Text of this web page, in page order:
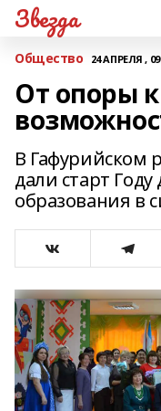
Звезда
Общество 24 АПРЕЛЯ ,
От опоры
В Гафурийском
дали старт
образования в